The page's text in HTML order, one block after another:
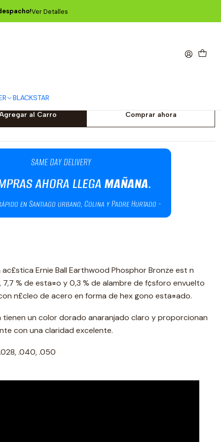
BLACKSTAR
Ver Detalles
Series
de 3 P03545
Guitarra Acústica Earthwood
al Carro Comprar ahora
Ernie Ball Earthwood Phosphor Bronze est n
% de esta¤o y 0,3 % de alambre de f¢sforo envuelto
n£cleo de acero en forma de hex gono esta¤ado.
un color dorado anaranjado claro y proporcionan
con una claridad excelente.
.040, .050